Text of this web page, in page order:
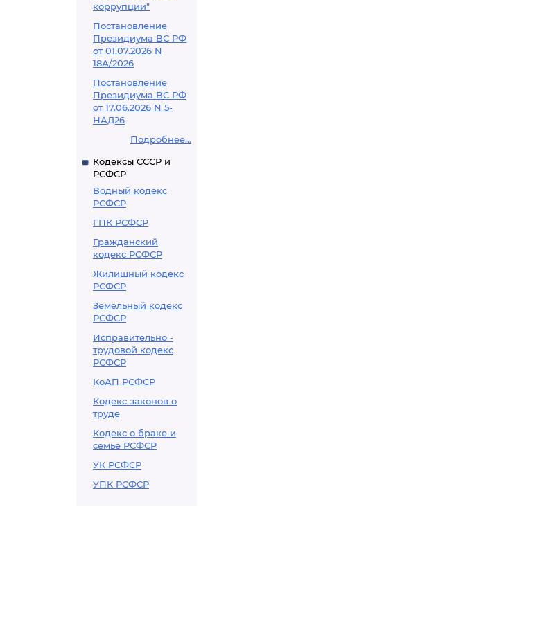
коррупции"
Постановление
Президиума ВС РФ
от 01.07.2026 N
18А/2026
Постановление
Президиума ВС РФ
от 17.06.2026 N 5-
НАД26
Подробнее...
Кодексы СССР и
РСФСР
Водный кодекс
РСФСР
ГПК РСФСР
Гражданский
кодекс РСФСР
Жилищный кодекс
РСФСР
Земельный кодекс
РСФСР
Исправительно -
трудовой кодекс
РСФСР
КоАП РСФСР
Кодекс законов о
труде
Кодекс о браке и
семье РСФСР
УК РСФСР
УПК РСФСР